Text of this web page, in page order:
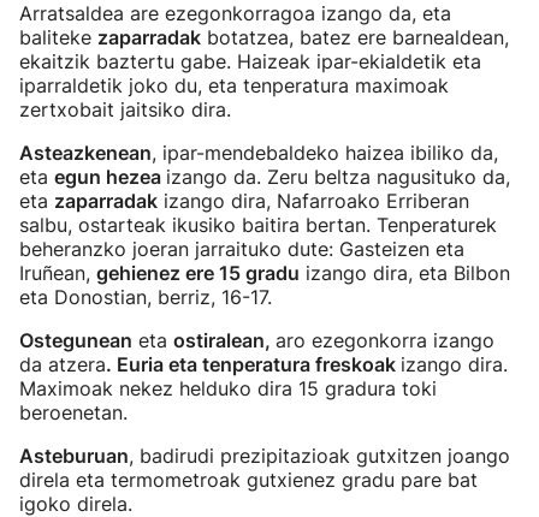
Arratsaldea are ezegonkorragoa izango da, eta
baliteke zaparradak botatzea, batez ere barnealdean,
ekaitzik baztertu gabe. Haizeak ipar-ekialdetik eta
iparraldetik joko du, eta tenperatura maximoak
zertxobait jaitsiko dira.
Asteazkenean, ipar-mendebaldeko haizea ibiliko da,
eta egun hezea izango da. Zeru beltza nagusituko da,
eta zaparradak izango dira, Nafarroako Erriberan
salbu, ostarteak ikusiko baitira bertan. Tenperaturek
beheranzko joeran jarraituko dute: Gasteizen eta
Iruñean, gehienez ere 15 gradu izango dira, eta Bilbon
eta Donostian, berriz, 16-17.
Ostegunean eta ostiralean, aro ezegonkorra izango
da atzera. Euria eta tenperatura freskoak izango dira.
Maximoak nekez helduko dira 15 gradura toki
beroenetan.
Asteburuan, badirudi prezipitazioak gutxitzen joango
direla eta termometroak gutxienez gradu pare bat
igoko direla.